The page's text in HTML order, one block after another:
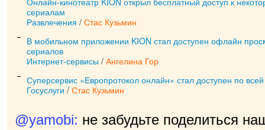
сериалам
Развлечения / Стас Кузьмин
В мобильном приложении KION стал доступен офлайн
сериалов
Интернет-сервисы / Ангелина Гор
Суперсервис «Европротокол онлайн» стал доступен по
Госуслуги / Стас Кузьмин
@yamobi: не забудьте поделиться